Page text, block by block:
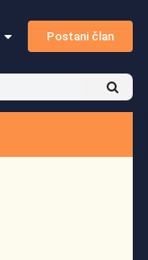
Postani član